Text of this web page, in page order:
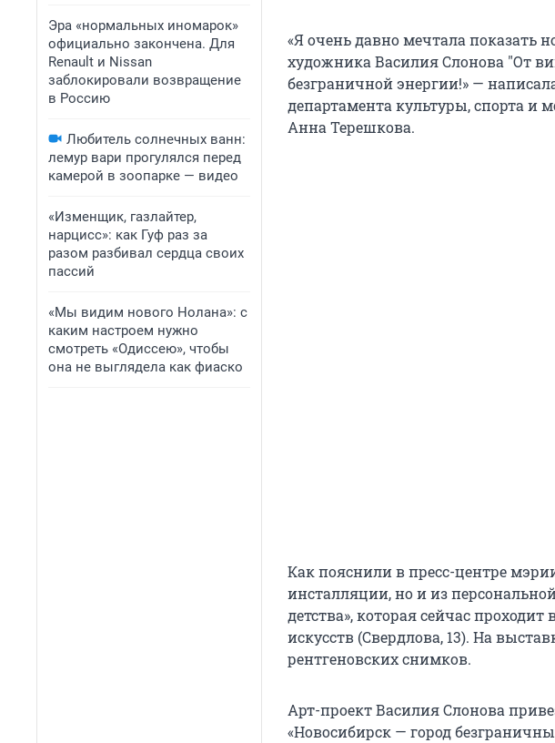
Эра «нормальных иномарок»
официально закончена. Для
Renault и Nissan
заблокировали возвращение
в Россию
Любитель солнечных ванн:
лемур вари прогулялся перед
камерой в зоопарке — видео
«Изменщик, газлайтер,
нарцисс»: как Гуф раз за
разом разбивал сердца своих
пассий
«Мы видим нового Нолана»: с
каким настроем нужно
смотреть «Одиссею», чтобы
она не выглядела как фиаско
«Я очень давно мечтала показать
художника Василия Слонова "От
безграничной энергии!» —
департамента культуры, спорта и
Анна Терешкова.
Как пояснили в пресс-центре
инсталляции, но и из
детства», которая сейчас
искусств (Свердлова, 13). На
рентгеновских снимков.
Арт-проект Василия Слонова
«Новосибирск — город